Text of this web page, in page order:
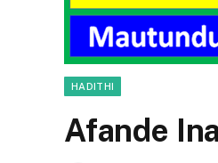
HADITHI
Afande